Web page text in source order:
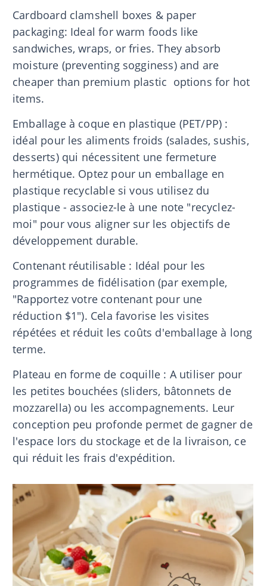
Cardboard clamshell boxes & paper
packaging: Ideal for warm foods like
sandwiches, wraps, or fries. They absorb
moisture (preventing sogginess) and are
cheaper than premium plastic options for hot
items.
Emballage à coque en plastique (PET/PP) :
idéal pour les aliments froids (salades, sushis,
desserts) qui nécessitent une fermeture
hermétique. Optez pour un emballage en
plastique recyclable si vous utilisez du
plastique - associez-le à une note "recyclez-
moi" pour vous aligner sur les objectifs de
développement durable.
Contenant réutilisable : Idéal pour les
programmes de fidélisation (par exemple,
"Rapportez votre contenant pour une
réduction $1"). Cela favorise les visites
répétées et réduit les coûts d'emballage à long
terme.
Plateau en forme de coquille : A utiliser pour
les petites bouchées (sliders, bâtonnets de
mozzarella) ou les accompagnements. Leur
conception peu profonde permet de gagner de
l'espace lors du stockage et de la livraison, ce
qui réduit les frais d'expédition.